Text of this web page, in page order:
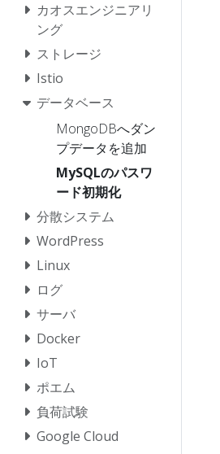
カオスエンジニアリ
ング
ストレージ
Istio
データベース
MongoDBへダン
プデータを追加
MySQLのパスワ
ード初期化
分散システム
WordPress
Linux
ログ
サーバ
Docker
IoT
ポエム
負荷試験
Google Cloud